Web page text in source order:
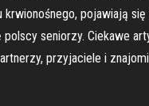
pojawiają
seniorzy. Ciekawe
przyjaciele i